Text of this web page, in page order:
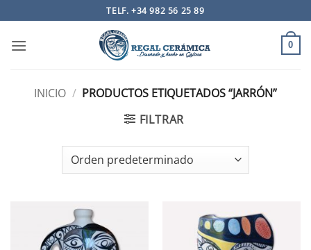
al
contenido
TELF. +34 982 56 25 89
0
INICIO / PRODUCTOS ETIQUETADOS “JARRÓN”
FILTRAR